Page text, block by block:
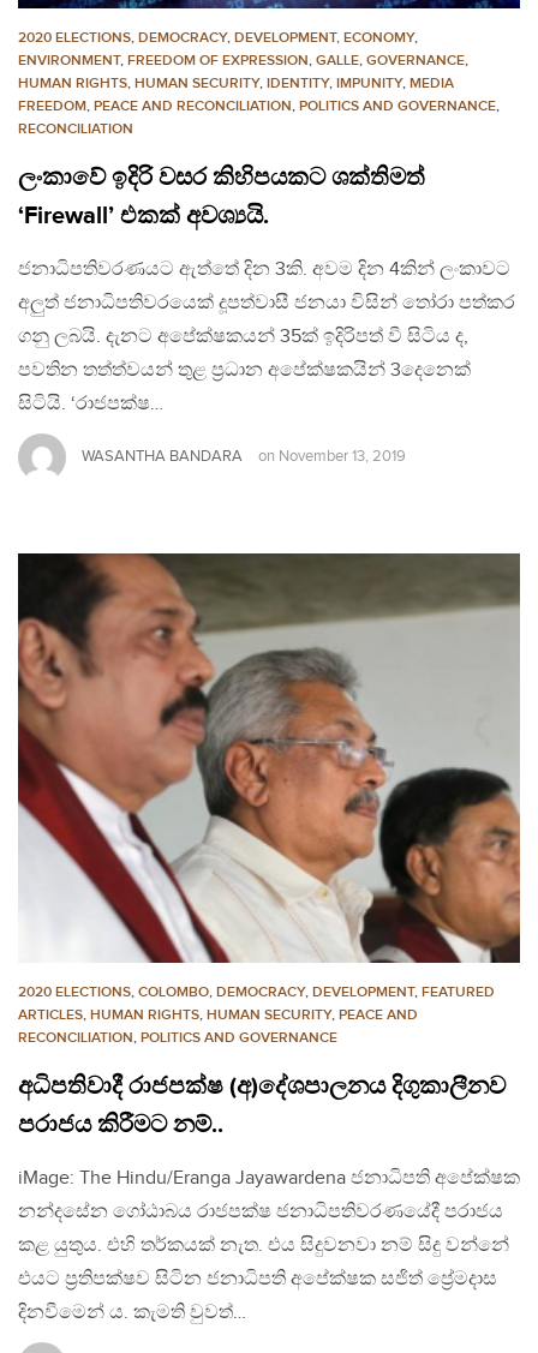
2020 ELECTIONS, DEMOCRACY, DEVELOPMENT, ECONOMY,
ENVIRONMENT, FREEDOM OF EXPRESSION, GALLE, GOVERNANCE,
HUMAN RIGHTS, HUMAN SECURITY, IDENTITY, IMPUNITY, MEDIA
FREEDOM, PEACE AND RECONCILIATION, POLITICS AND GOVERNANCE,
RECONCILIATION
ලංකාවේ ඉදිරි වසර කිහිපයකට ශක්තිමත්
‘Firewall’ එකක් අවශ්‍යයි.
ජනාධිපතිවරණයට ඇත්තේ දින 3කි. අවම දින 4කින් ලංකාවට
අලුත් ජනාධිපතිවරයෙක් දූපත්වාසී ජනයා විසින් තෝරා පත්කර
ගනු ලබයි. දැනට අපේක්ෂකයන් 35ක් ඉදිරිපත් වී සිටිය ද,
පවතින තත්ත්වයන් තුළ ප්‍රධාන අපේක්ෂකයින් 3දෙනෙක්
සිටියි. ‘රාජපක්ෂ…
WASANTHA BANDARA on November 13, 2019
2020 ELECTIONS, COLOMBO, DEMOCRACY, DEVELOPMENT, FEATURED
ARTICLES, HUMAN RIGHTS, HUMAN SECURITY, PEACE AND
RECONCILIATION, POLITICS AND GOVERNANCE
අධිපතිවාදී රාජපක්ෂ (අ)දේශපාලනය දිගුකාලීනව
පරාජය කිරීමට නම්..
iMage: The Hindu/Eranga Jayawardena ජනාධිපති අපේක්ෂක
නන්දසේන ගෝඨාබය රාජපක්ෂ ජනාධිපතිවරණයේදී පරාජය
කළ යුතුය. එහි තර්කයක් නැත. එය සිදුවනවා නම් සිදු වන්නේ
එයට ප්‍රතිපක්ෂව සිටින ජනාධිපති අපේක්ෂක සජිත් ප්‍රේමදාස
දිනවීමෙන් ය. කැමති වුවත්…